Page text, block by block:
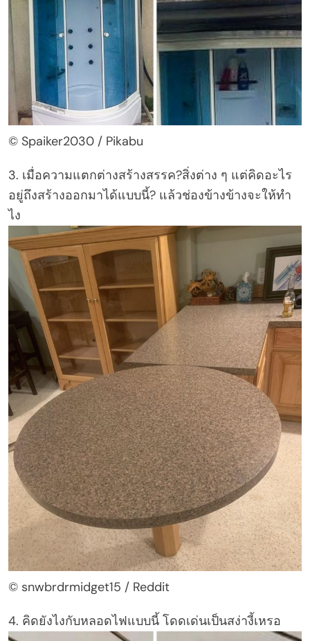
© Spaiker2030 / Pikabu
3. เมื่อความแตกต่างสร้างสรรค?สิ่งต่าง ๆ แต่คิดอะไร
อยู่ถึงสร้างออกมาได้แบบนี้? แล้วช่องข้างข้างจะให้ทำ
ไง
© snwbrdrmidget15 / Reddit
4. คิดยังไงกับหลอดไฟแบบนี้ โดดเด่นเป็นสง่างี้เหรอ